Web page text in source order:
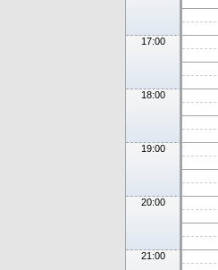
17:00
18:00
19:00
20:00
21:00